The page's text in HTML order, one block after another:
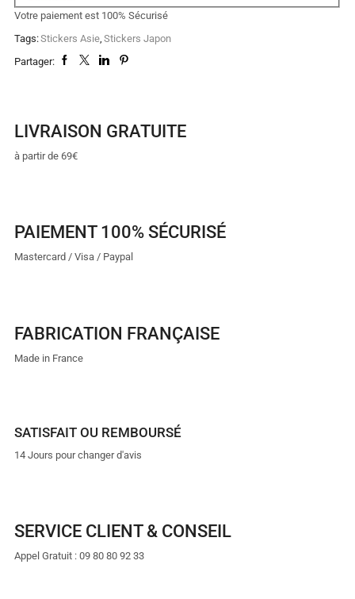
Votre paiement est 100% Sécurisé
Tags:Stickers Asie Stickers Japon
Partager:
LIVRAISON GRATUITE
à partir de 69€
PAIEMENT 100% SÉCURISÉ
Mastercard / Visa / Paypal
FABRICATION FRANÇAISE
Made in France
SATISFAIT OU REMBOURSÉ
14 Jours pour changer d'avis
SERVICE CLIENT & CONSEIL
Appel Gratuit : 09 80 80 92 33